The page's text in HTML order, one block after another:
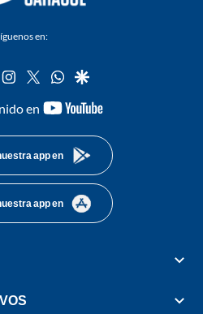
en:
instagram
twitterwhatsapp
google
en
youtube-
app en
app en